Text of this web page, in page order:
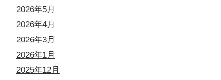
2026年5月
2026年4月
2026年3月
2026年1月
2025年12月